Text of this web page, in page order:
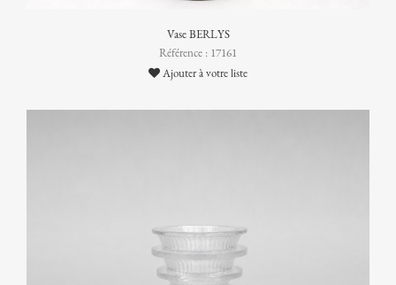
Vase BERLYS
Référence : 17161
Ajouter à votre liste